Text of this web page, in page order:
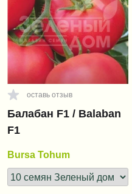
оставь отзыв
Балабан F1 / Balaban
F1
Bursa Tohum